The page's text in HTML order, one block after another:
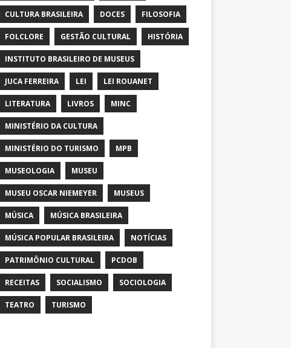
CULTURA BRASILEIRA DOCES FILOSOFIA
FOLCLORE GESTÃO CULTURAL HISTÓRIA
INSTITUTO BRASILEIRO DE MUSEUS
JUCA FERREIRA LEI LEI ROUANET
LITERATURA LIVROS MINC
MINISTÉRIO DA CULTURA
MINISTÉRIO DO TURISMO MPB
MUSEOLOGIA MUSEU
MUSEU OSCAR NIEMEYER MUSEUS
MÚSICA MÚSICA BRASILEIRA
MÚSICA POPULAR BRASILEIRA NOTÍCIAS
PATRIMÔNIO CULTURAL PCDOB
RECEITAS SOCIALISMO SOCIOLOGIA
TEATRO TURISMO